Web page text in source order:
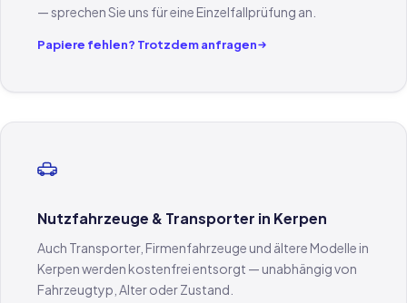
— sprechen Sie uns für eine Einzelfallprüfung an.
Papiere fehlen? Trotzdem anfragen
Nutzfahrzeuge & Transporter in Kerpen
Auch Transporter, Firmenfahrzeuge und ältere Modelle in
Kerpen werden kostenfrei entsorgt — unabhängig von
Fahrzeugtyp, Alter oder Zustand.